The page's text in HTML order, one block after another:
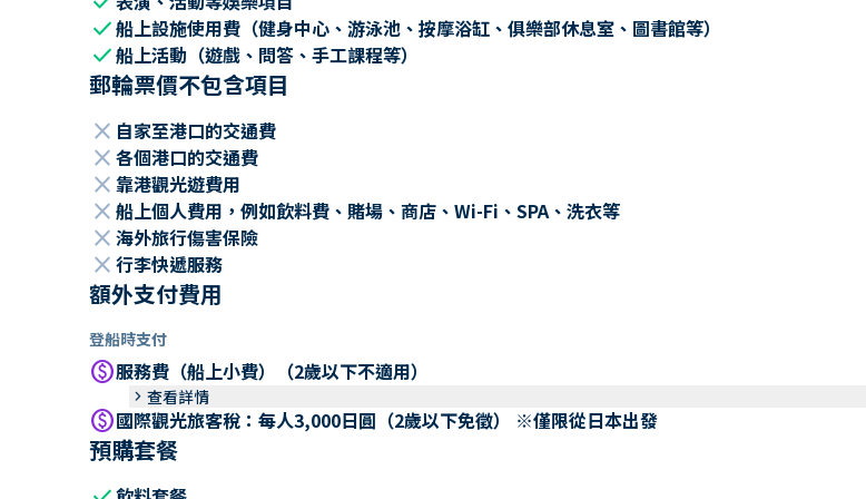
check船上設施使用費（健身中心、游泳池、按摩浴缸、俱樂部休息室、圖書館等）
check船上活動（遊戲、問答、手工課程等）
郵輪票價不包含項目
close 自家至港口的交通費
close 各個港口的交通費
close 靠港觀光遊費用
close 船上個人費用，例如飲料費、賭場、商店、Wi-Fi、SPA、洗衣等
close 海外旅行傷害保險
close 行李快遞服務
額外支付費用
登船時支付
paid服務費（船上小費）（2歲以下不適用）
keyboard_arrow_right 查看詳情
paid國際觀光旅客稅：每人3,000日圓（2歲以下免徵） ※僅限從日本出發
預購套餐